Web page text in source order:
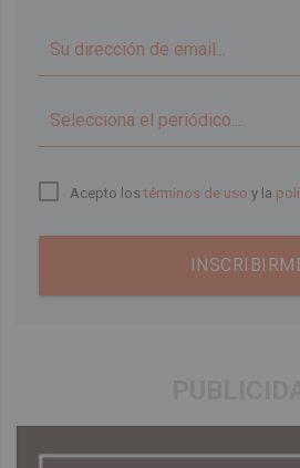
Acepto lostérminos de uso y la